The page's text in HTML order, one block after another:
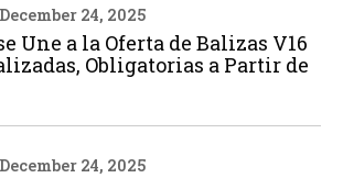
December 24, 2025
Une a la Oferta de Balizas V16
Obligatorias a Partir de
December 24, 2025